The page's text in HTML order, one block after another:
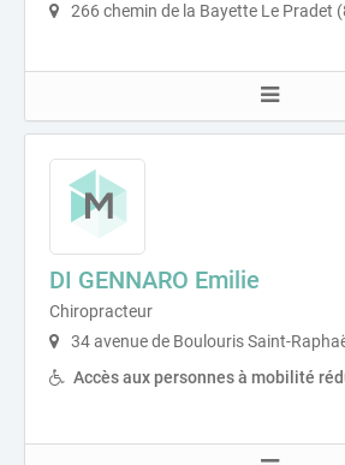
266 chemin de la Bayette Le Pradet
DI GENNARO Emilie
Chiropracteur
34 avenue de Boulouris Saint-
Accès aux personnes à mobilité